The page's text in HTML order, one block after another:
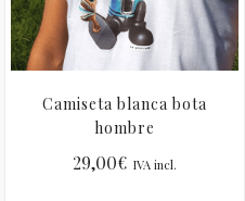
Camiseta blanca bota
hombre
29,00€ IVA incl.